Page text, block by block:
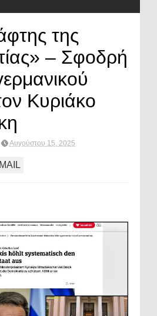
της
– Σφοδρή
Κυριάκο
Αυγούστου 15, 2025